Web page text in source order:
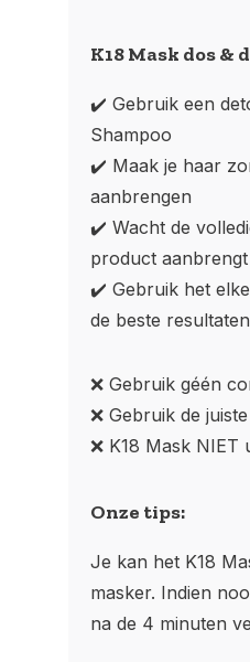
K18 Mask dos &
✔️ Gebruik een
Shampoo
✔️ Maak je haar
aanbrengen
✔️ Wacht de
product aanbrengt
✔️ Gebruik het
de beste resultaten
❌ Gebruik géén
❌ Gebruik de
❌ K18 Mask NIET
Onze tips:
Je kan het K18
masker. Indien
na de 4 minuten